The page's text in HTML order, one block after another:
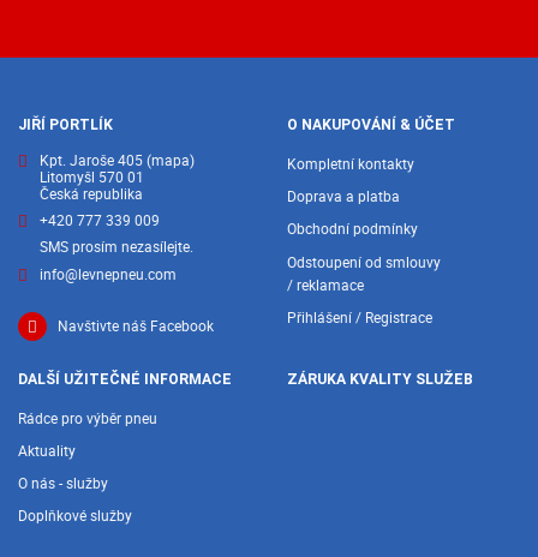
JIŘÍ PORTLÍK
Kpt. Jaroše 405(mapa)
Litomyšl 570 01
Česká republika
+420 777 339 009
SMS prosím nezasílejte.
info@levnepneu.com
Navštivte náš Facebook
O NAKUPOVÁNÍ & ÚČET
Kompletní kontakty
Doprava a platba
Obchodní podmínky
Odstoupení od smlouvy
/ reklamace
Přihlášení / Registrace
DALŠÍ UŽITEČNÉ INFORMACE
Rádce pro výběr pneu
Aktuality
O nás - služby
Doplňkové služby
ZÁRUKA KVALITY SLUŽEB